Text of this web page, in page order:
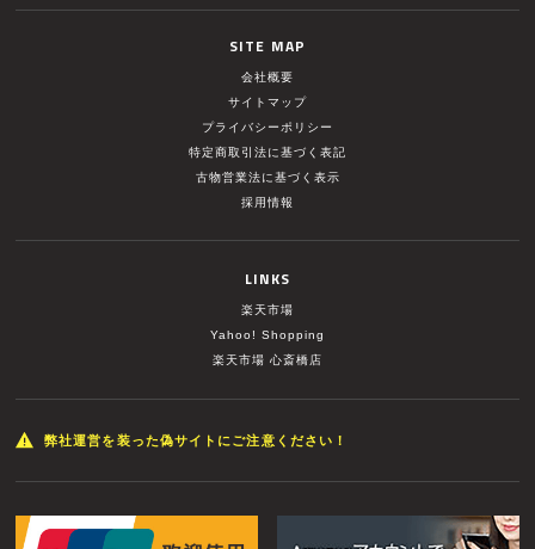
SITE MAP
会社概要
サイトマップ
プライバシーポリシー
特定商取引法に基づく表記
古物営業法に基づく表示
採用情報
LINKS
楽天市場
Yahoo! Shopping
楽天市場 心斎橋店
弊社運営を装った偽サイトにご注意ください！